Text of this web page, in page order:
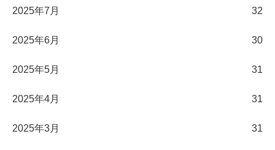
2025年7月 32
2025年6月 30
2025年5月 31
2025年4月 31
2025年3月 31